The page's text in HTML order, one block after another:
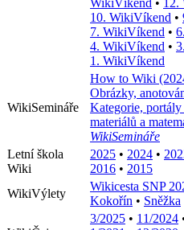
10. WikiVíkend •
7. WikiVíkend •
4. WikiVíkend •
1. WikiVíkend
WikiSemináře
How to Wiki
Obrázky,
Kategorie,
materiálů a
WikiSemináře
Letní škola
Wiki
2025 • 2024 •
2016 • 2015
WikiVýlety
Wikicesta SNP
Kokořín • Sněžka
3/2025 • 11/2024